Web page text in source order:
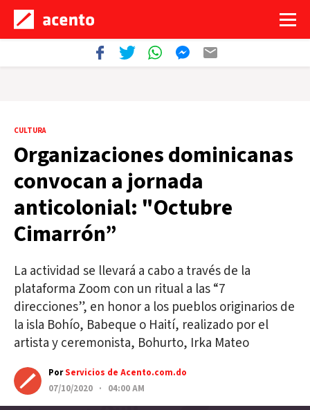
CULTURA
Organizaciones dominicanas
convocan a jornada
anticolonial: "Octubre
Cimarrón”
La actividad se llevará a cabo a través de la
plataforma Zoom con un ritual a las “7
direcciones”, en honor a los pueblos originarios de
la isla Bohío, Babeque o Haití, realizado por el
artista y ceremonista, Bohurto, Irka Mateo
PorServicios de Acento.com.do
07/10/2020 · 04:00 AM